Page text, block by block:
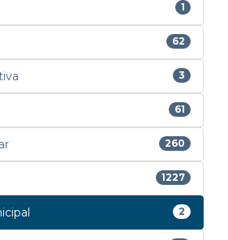
1
62
3
61
260
1227
2